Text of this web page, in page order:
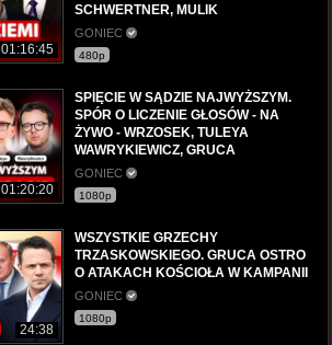
01:16:45
SCHWERTNER, MULIK
GONIEC
480p
01:20:20
SPIĘCIE W SĄDZIE NAJWYŻSZYM.
SPÓR O LICZENIE GŁOSÓW - NA
ŻYWO - WRZOSEK, TULEYA
WAWRYKIEWICZ, GRUCA
GONIEC
1080p
24:38
WSZYSTKIE GRZECHY
TRZASKOWSKIEGO. GRUCA OSTRO
O ATAKACH KOŚCIOŁA W KAMPANII
GONIEC
1080p